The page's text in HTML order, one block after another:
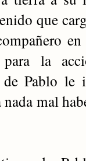
que
para la
de Pablo
mal